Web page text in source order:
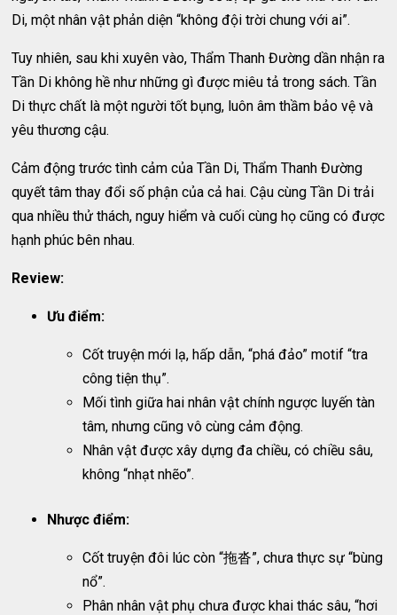
Di, một nhân vật phản diện “không đội trời chung với ai”.
Tuy nhiên, sau khi xuyên vào, Thẩm Thanh Đường dần nhận ra
Tần Di không hề như những gì được miêu tả trong sách. Tần
Di thực chất là một người tốt bụng, luôn âm thầm bảo vệ và
yêu thương cậu.
Cảm động trước tình cảm của Tần Di, Thẩm Thanh Đường
quyết tâm thay đổi số phận của cả hai. Cậu cùng Tần Di trải
qua nhiều thử thách, nguy hiểm và cuối cùng họ cũng có được
hạnh phúc bên nhau.
Review:
Ưu điểm:
Cốt truyện mới lạ, hấp dẫn, “phá đảo” motif “tra
công tiện thụ”.
Mối tình giữa hai nhân vật chính ngược luyến tàn
tâm, nhưng cũng vô cùng cảm động.
Nhân vật được xây dựng đa chiều, có chiều sâu,
không “nhạt nhẽo”.
Nhược điểm:
Cốt truyện đôi lúc còn “拖沓”, chưa thực sự “bùng
nổ”.
Phân nhân vật phụ chưa được khai thác sâu, “hơi